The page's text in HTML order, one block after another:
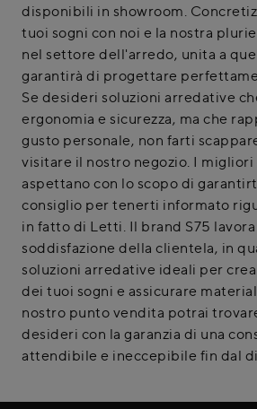
disponibili in showroom.
tuoi sogni con noi e la nostra
nel settore dell'arredo, unita a
garantirà di progettare
Se desideri soluzioni arredative
ergonomia e sicurezza, ma che
gusto personale, non farti
visitare il nostro negozio. I
aspettano con lo scopo di
consiglio per tenerti informato
in fatto di Letti. Il brand S75
soddisfazione della clientela, in
soluzioni arredative ideali per
dei tuoi sogni e assicurare
nostro punto vendita potrai
desideri con la garanzia di una
attendibile e ineccepibile fin dal